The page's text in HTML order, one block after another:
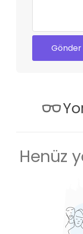
Gönder
Henüz